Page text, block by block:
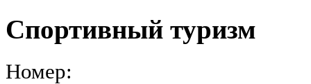
Спортивный туризм
Номер: